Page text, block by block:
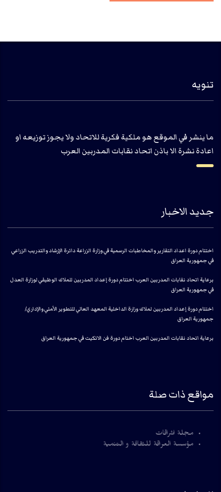
تنويه
ما ينشر في الموقع هو ملكية فكرية للاتحاد ولا يجوز توزيعه او
اعادة نشرة الا باذن اتحاد نقابات المدربين العرب
جديد الاخبار
اختتام دورة اعداد التقارير والمخاطبات الرسمية في وزارة الزراعة دائرة الإرشاد والتدريب الزراعي
في جمهورية العراق
برعاية اتحاد نقابات المدربين العرب اختتام دورة إعداد المدربين للملاك الوظيفي لوزارة العدل
في جمهورية العراق
اختتام دورة إعداد المدربين لملاك وزارة الداخلية المعهد العالي للتطوير الأمني والإداري/
جمهورية العراق
برعاية اتحاد نقابات المدربين العرب اختام دورة فن الاتكيت في جمهورية العراق
مواقع ذات صلة
مجلة اشراقات
مؤسسة العراقة للثقافة و التنمية